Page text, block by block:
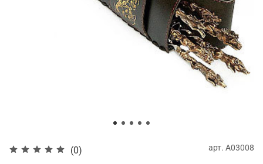
(0) арт. А03008